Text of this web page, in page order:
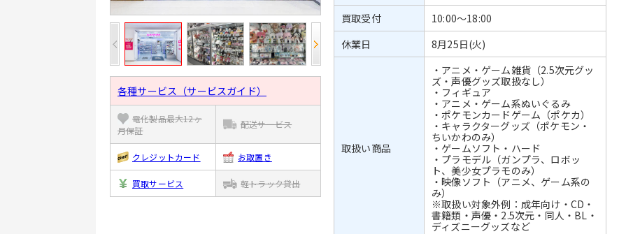
各種サービス（サービスガイド）
電化製品最大12ヶ
月保証
配送サービス
クレジットカード お取置き
買取サービス 軽トラック貸出
買取受付
10:00～18:00
休業日
8月25日(火)
取扱い商品
・アニメ・ゲーム雑貨（2.5次元グッ
ズ・声優グッズ取扱なし）
・フィギュア
・アニメ・ゲーム系ぬいぐるみ
・ポケモンカードゲーム（ポケカ）
・キャラクターグッズ（ポケモン・
ちいかわのみ）
・ゲームソフト・ハード
・プラモデル（ガンプラ、ロボッ
ト、美少女プラモのみ）
・映像ソフト（アニメ、ゲーム系の
み）
※取扱い対象外例：成年向け・CD・
書籍類・声優・2.5次元・同人・BL・
ディズニーグッズなど